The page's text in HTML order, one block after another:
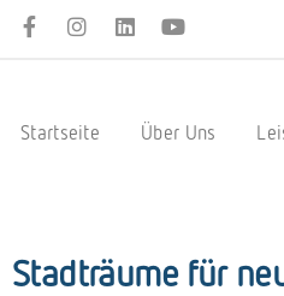
Startseite Über Uns
Stadträume für